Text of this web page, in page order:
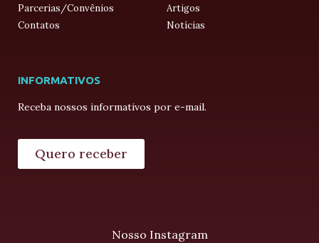
Parcerias/Convênios
Contatos
Artigos
Notícias
INFORMATIVOS
Receba nossos informativos por e-mail.
Quero receber
Nosso Instagram